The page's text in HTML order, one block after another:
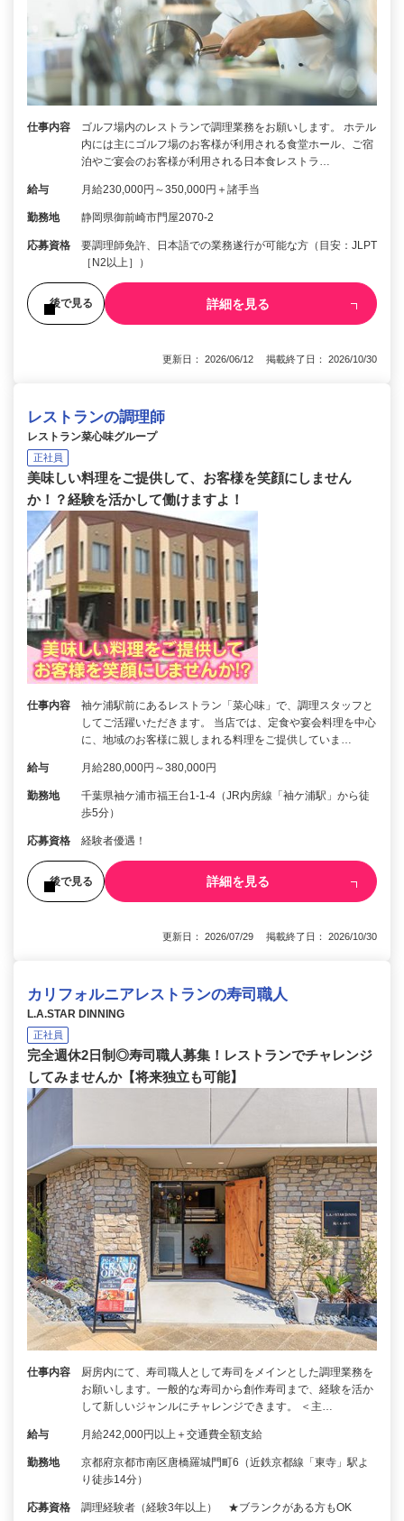
仕事内容
ゴルフ場内のレストランで調理業務をお願いします。 ホテル
内には主にゴルフ場のお客様が利用される食堂ホール、ご宿
泊やご宴会のお客様が利用される日本食レストラ…
給与 月給230,000円～350,000円＋諸手当
勤務地 静岡県御前崎市門屋2070-2
応募資格
要調理師免許、日本語での業務遂行が可能な方（目安：JLPT
［N2以上］）
後で見る 詳細を見る
更新日： 2026/06/12 掲載終了日： 2026/10/30
レストランの調理師
レストラン菜心味グループ
正社員
美味しい料理をご提供して、お客様を笑顔にしません
か！？経験を活かして働けますよ！
仕事内容
袖ケ浦駅前にあるレストラン「菜心味」で、調理スタッフと
してご活躍いただきます。 当店では、定食や宴会料理を中心
に、地域のお客様に親しまれる料理をご提供していま…
給与 月給280,000円～380,000円
勤務地
千葉県袖ケ浦市福王台1-1-4（JR内房線「袖ケ浦駅」から徒
歩5分）
応募資格 経験者優遇！
後で見る 詳細を見る
更新日： 2026/07/29 掲載終了日： 2026/10/30
カリフォルニアレストランの寿司職人
L.A.STAR DINNING
正社員
完全週休2日制◎寿司職人募集！レストランでチャレンジ
してみませんか【将来独立も可能】
仕事内容
厨房内にて、寿司職人として寿司をメインとした調理業務を
お願いします。一般的な寿司から創作寿司まで、経験を活か
して新しいジャンルにチャレンジできます。 ＜主…
給与 月給242,000円以上＋交通費全額支給
勤務地
京都府京都市南区唐橋羅城門町6（近鉄京都線「東寺」駅よ
り徒歩14分）
応募資格 調理経験者（経験3年以上） ★ブランクがある方もOK